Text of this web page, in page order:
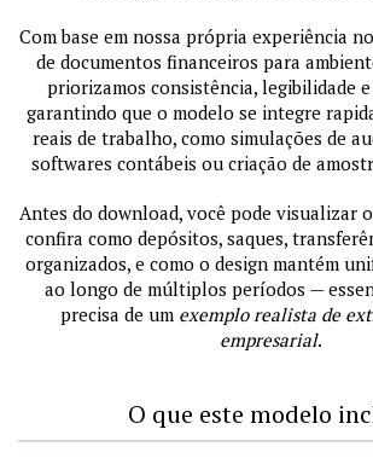
Com base em nossa própria experiência
de documentos financeiros para
priorizamos consistência, legibilidade
garantindo que o modelo se integre
reais de trabalho, como simulações de
softwares contábeis ou criação de
Antes do download, você pode visualizar
confira como depósitos, saques,
organizados, e como o design mantém
ao longo de múltiplos períodos —
precisa de um exemplo realista de
empresarial.
O que este modelo